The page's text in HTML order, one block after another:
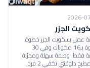
2026-
الجزر
عمل بسكويت الجزر خطوة
بخطوة بـ16 مكونات وفي 30
فقط. وصفة سهلة ومجرّبة
من مطبخ دلوقتي تكفي 2 فرد،